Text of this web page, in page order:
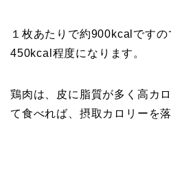
１枚あたりで約900kcalです
450kcal程度になります。
鶏肉は、皮に脂質が多く高カ
て食べれば、摂取カロリーを